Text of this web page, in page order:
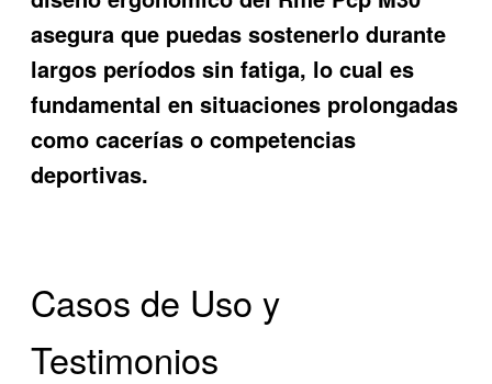
asegura que puedas sostenerlo durante
largos períodos sin fatiga, lo cual es
fundamental en situaciones prolongadas
como cacerías o competencias
deportivas.
Casos de Uso y
Testimonios